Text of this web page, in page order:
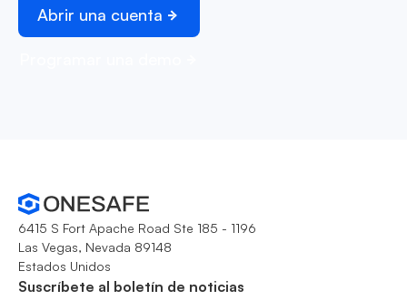
Abrir una cuenta
6415 S Fort Apache Road Ste 185 - 1196
Las Vegas, Nevada 89148
Estados Unidos
Suscríbete al boletín de noticias